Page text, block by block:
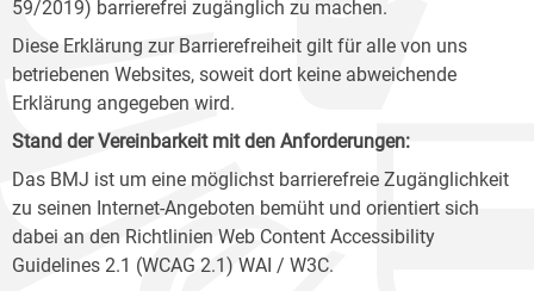
59/2019) barrierefrei zugänglich zu machen.
Diese Erklärung zur Barrierefreiheit gilt für alle von uns
betriebenen Websites, soweit dort keine abweichende
Erklärung angegeben wird.
Stand der Vereinbarkeit mit den Anforderungen:
Das BMJ ist um eine möglichst barrierefreie Zugänglichkeit
zu seinen Internet-Angeboten bemüht und orientiert sich
dabei an den Richtlinien Web Content Accessibility
Guidelines 2.1 (WCAG 2.1) WAI / W3C.